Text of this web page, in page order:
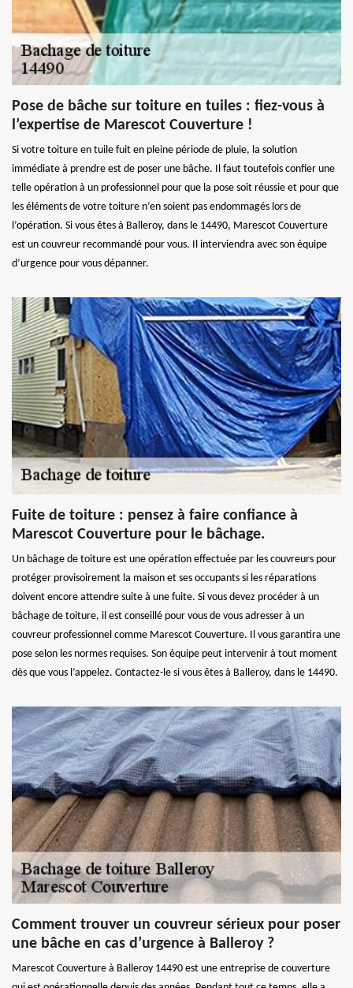
Pose de bâche sur toiture en tuiles : fiez-vous à
l’expertise de Marescot Couverture !
Si votre toiture en tuile fuit en pleine période de pluie, la solution
immédiate à prendre est de poser une bâche. Il faut toutefois confier une
telle opération à un professionnel pour que la pose soit réussie et pour que
les éléments de votre toiture n’en soient pas endommagés lors de
l’opération. Si vous êtes à Balleroy, dans le 14490, Marescot Couverture
est un couvreur recommandé pour vous. Il interviendra avec son équipe
d’urgence pour vous dépanner.
Fuite de toiture : pensez à faire confiance à
Marescot Couverture pour le bâchage.
Un bâchage de toiture est une opération effectuée par les couvreurs pour
protéger provisoirement la maison et ses occupants si les réparations
doivent encore attendre suite à une fuite. Si vous devez procéder à un
bâchage de toiture, il est conseillé pour vous de vous adresser à un
couvreur professionnel comme Marescot Couverture. Il vous garantira une
pose selon les normes requises. Son équipe peut intervenir à tout moment
dès que vous l’appelez. Contactez-le si vous êtes à Balleroy, dans le 14490.
Comment trouver un couvreur sérieux pour poser
une bâche en cas d’urgence à Balleroy ?
Marescot Couverture à Balleroy 14490 est une entreprise de couverture